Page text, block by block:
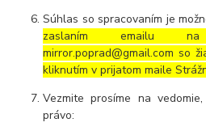
Súhlas so spracovaním je
zaslaním emailu
mirror.poprad@gmail.com so
kliknutím v prijatom maile
Vezmite prosíme na
právo: